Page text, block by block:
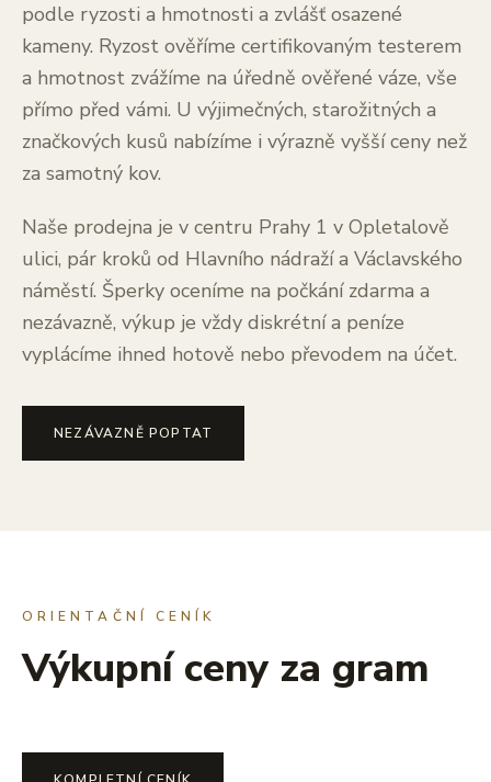
podle ryzosti a hmotnosti a zvlášť osazené
kameny. Ryzost ověříme certifikovaným testerem
a hmotnost zvážíme na úředně ověřené váze, vše
přímo před vámi. U výjimečných, starožitných a
značkových kusů nabízíme i výrazně vyšší ceny než
za samotný kov.
Naše prodejna je v centru Prahy 1 v Opletalově
ulici, pár kroků od Hlavního nádraží a Václavského
náměstí. Šperky oceníme na počkání zdarma a
nezávazně, výkup je vždy diskrétní a peníze
vyplácíme ihned hotově nebo převodem na účet.
NEZÁVAZNĚ POPTAT
ORIENTAČNÍ CENÍK
Výkupní ceny za gram